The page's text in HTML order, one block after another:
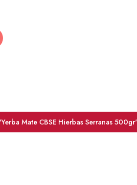
Mate CBSE Hierbas Serranas